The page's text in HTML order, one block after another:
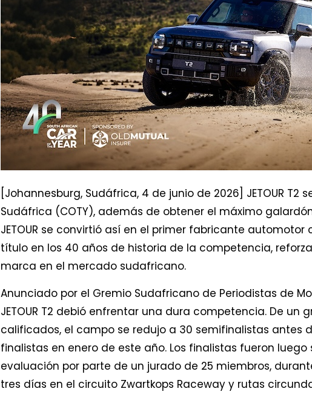
[Johannesburg, Sudáfrica, 4 de junio de 2026] JETOUR T2
Sudáfrica (COTY), además de obtener el máximo
JETOUR se convirtió así en el primer fabricante
título en los 40 años de historia de la competencia,
marca en el mercado sudafricano.
Anunciado por el Gremio Sudafricano de Periodistas de
JETOUR T2 debió enfrentar una dura competencia. De un
calificados, el campo se redujo a 30 semifinalistas antes
finalistas en enero de este año. Los finalistas fueron
evaluación por parte de un jurado de 25 miembros,
tres días en el circuito Zwartkops Raceway y rutas